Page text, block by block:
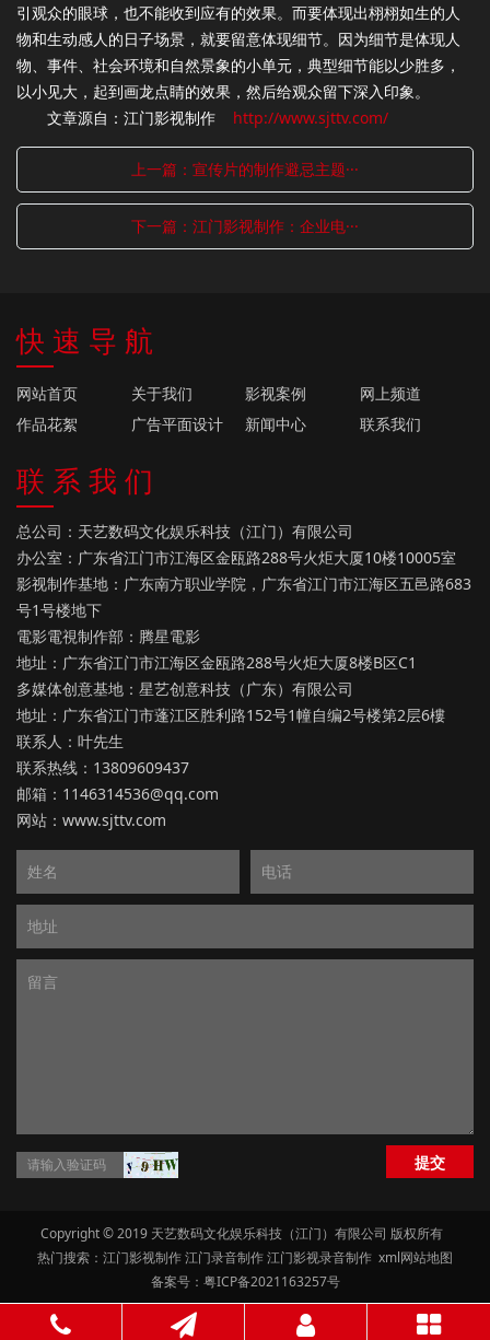
引观众的眼球，也不能收到应有的效果。而要体现出栩栩如生的人
物和生动感人的日子场景，就要留意体现细节。因为细节是体现人
物、事件、社会环境和自然景象的小单元，典型细节能以少胜多，
以小见大，起到画龙点睛的效果，然后给观众留下深入印象。
文章源自：江门影视制作 http://www.sjttv.com/
上一篇：宣传片的制作避忌主题···
下一篇：江门影视制作：企业电···
快 速 导 航
网站首页 关于我们 影视案例
网上频道
作品花絮
广告平面设计 新闻中心 联系我们
联 系 我 们
总公司：天艺数码文化娱乐科技（江门）有限公司
办公室：广东省江门市江海区金瓯路288号火炬大厦10楼10005室
影视制作基地：广东南方职业学院，广东省江门市江海区五邑路683
号1号楼地下
電影電視制作部：腾星電影
地址：广东省江门市江海区金瓯路288号火炬大厦8楼B区C1
多媒体创意基地：星艺创意科技（广东）有限公司
地址：广东省江门市蓬江区胜利路152号1幢自编2号楼第2层6樓
联系人：叶先生
联系热线：13809609437
邮箱：1146314536@qq.com
网站： www.sjttv.com
提交
Copyright © 2019 天艺数码文化娱乐科技（江门）有限公司 版权所有
热门搜索： 江门影视制作江门录音制作 江门影视录音制作 xml网站地图
备案号：粤ICP备2021163257号